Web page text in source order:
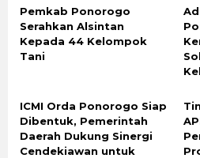
Pemkab Ponorogo
Serahkan Alsintan
Kepada 44 Kelompok
Tani
ICMI Orda Ponorogo Siap
Dibentuk, Pemerintah
Daerah Dukung Sinergi
Cendekiawan untuk